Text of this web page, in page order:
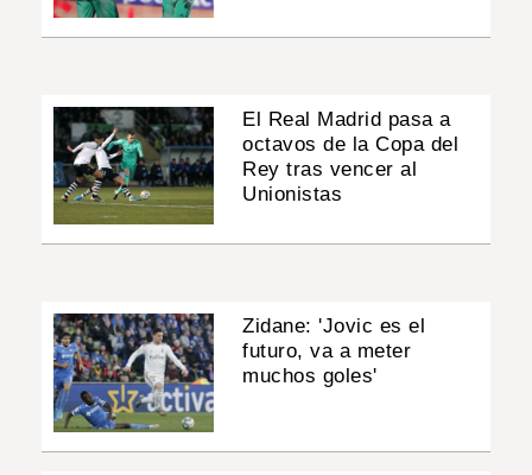
El Real Madrid pasa a
octavos de la Copa del
Rey tras vencer al
Unionistas
Zidane: 'Jovic es el
futuro, va a meter
muchos goles'